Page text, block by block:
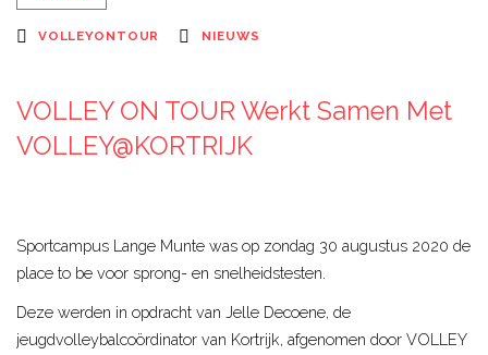
VOLLEYONTOUR NIEUWS
VOLLEY ON TOUR Werkt Samen Met
VOLLEY@KORTRIJK
Sportcampus Lange Munte was op zondag 30 augustus 2020 de
place to be voor sprong- en snelheidstesten.
Deze werden in opdracht van Jelle Decoene, de
jeugdvolleybalcoördinator van Kortrijk, afgenomen door VOLLEY